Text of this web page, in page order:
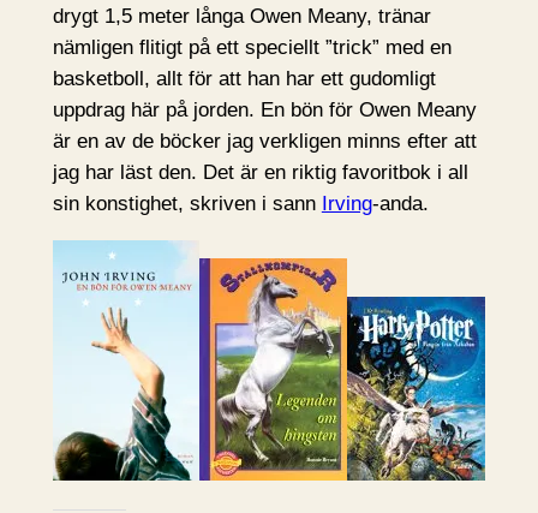
drygt 1,5 meter långa Owen Meany, tränar
nämligen flitigt på ett speciellt ”trick” med en
basketboll, allt för att han har ett gudomligt
uppdrag här på jorden. En bön för Owen Meany
är en av de böcker jag verkligen minns efter att
jag har läst den. Det är en riktig favoritbok i all
sin konstighet, skriven i sann Irving-anda.